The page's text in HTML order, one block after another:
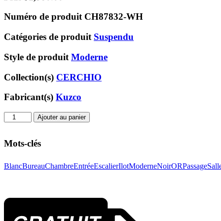
Numéro de produit CH87832-WH
Catégories de produit Suspendu
Style de produit Moderne
Collection(s) CERCHIO
Fabricant(s) Kuzco
quantité
de
CH87832-
Ajouter au panier
Mots-clés
BlancBureauChambreEntréeEscalierIlotModerneNoirORPassage